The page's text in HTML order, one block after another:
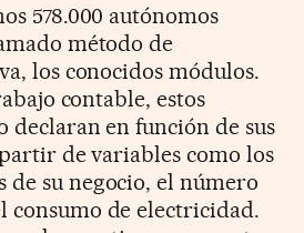
578.000 autónomos
método de
los conocidos módulos.
contable, estos
declaran en función de sus
de variables como los
de su negocio, el número
consumo de electricidad.